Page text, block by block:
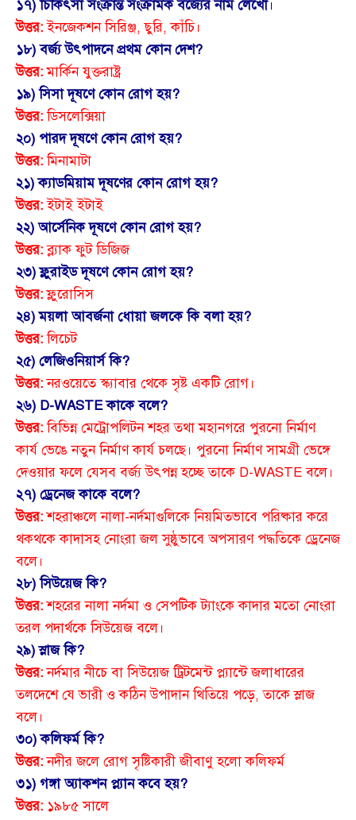
১৭) চিকিৎসা সংক্রান্ত সংক্রামক বর্জ্যের নাম লেখো।
উত্তর:ইনজেকশন সিরিঞ্জ, ছুরি, কাঁচি।
১৮) বর্জ্য উৎপাদনে প্রথম কোন দেশ?
উত্তর:মার্কিন যুক্তরাষ্ট্র
১৯) সিসা দূষণে কোন রোগ হয়?
উত্তর:ডিসলেক্সিয়া
২০) পারদ দূষণে কোন রোগ হয়?
উত্তর:মিনামাটা
২১) ক্যাডমিয়াম দূষণের কোন রোগ হয়?
উত্তর:ইটাই ইটাই
২২) আর্সেনিক দূষণে কোন রোগ হয়?
উত্তর:ব্ল্যাক ফুট ডিজিজ
২৩) ফ্লুরাইড দূষণে কোন রোগ হয়?
উত্তর:ফ্লুরোসিস
২৪) ময়লা আবর্জনা ধোয়া জলকে কি বলা হয়?
উত্তর:লিচেট
২৫) লেজিওনিয়ার্স কি?
উত্তর:নরওয়েতে স্ক্যাবার থেকে সৃষ্ট একটি রোগ।
২৬) D-WASTE কাকে বলে?
উত্তর:বিভিন্ন মেট্রোপলিটন শহর তথা মহানগরে পুরনো নির্মাণ
কার্য ভেঙে নতুন নির্মাণ কার্য চলছে। পুরনো নির্মাণ সামগ্রী ভেঙ্গে
দেওয়ার ফলে যেসব বর্জ্য উৎপন্ন হচ্ছে তাকে D-WASTE বলে।
২৭) ড্রেনেজ কাকে বলে?
উত্তর:শহরাঞ্চলে নালা-নর্দমাগুলিকে নিয়মিতভাবে পরিষ্কার করে
থকথকে কাদাসহ নোংরা জল সুষ্ঠুভাবে অপসারণ পদ্ধতিকে ড্রেনেজ
বলে।
২৮) সিউয়েজ কি?
উত্তর:শহরের নালা নর্দমা ও সেপটিক ট্যাংকে কাদার মতো নোংরা
তরল পদার্থকে সিউয়েজ বলে।
২৯) স্লাজ কি?
উত্তর:নর্দমার নীচে বা সিউয়েজ ট্রিটমেন্ট প্ল্যান্টে জলাধারের
তলদেশে যে ভারী ও কঠিন উপাদান থিতিয়ে পড়ে, তাকে স্লাজ
বলে।
৩০) কলিফর্ম কি?
উত্তর:নদীর জলে রোগ সৃষ্টিকারী জীবাণু হলো কলিফর্ম
৩১) গঙ্গা অ্যাকশন প্ল্যান কবে হয়?
উত্তর: ১৯৮৫ সালে